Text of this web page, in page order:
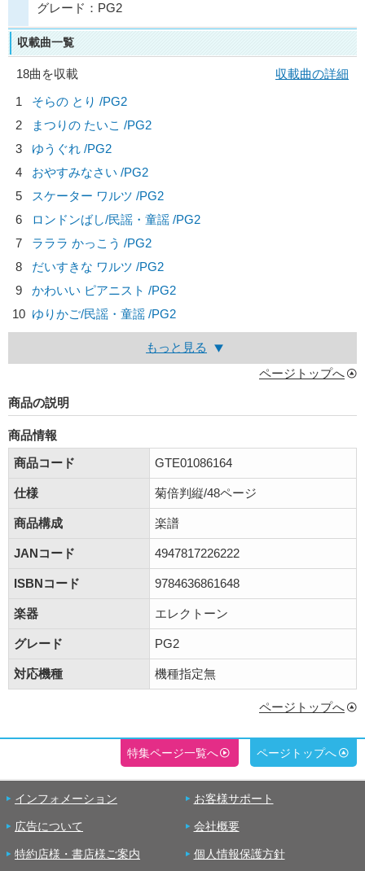
グレード：PG2
収載曲一覧
18曲を収載
収載曲の詳細
1
そらの とり /PG2
2
まつりの たいこ /PG2
3
ゆうぐれ /PG2
4
おやすみなさい /PG2
5
スケーター ワルツ /PG2
6
ロンドンばし/民謡・童謡 /PG2
7
ラララ かっこう /PG2
8
だいすきな ワルツ /PG2
9
かわいい ピアニスト /PG2
10 ゆりかご/民謡・童謡 /PG2
もっと見る
ページトップへ
商品の説明
商品情報
商品コード
GTE01086164
仕様 菊倍判縦/48ページ
商品構成 楽譜
JANコード 4947817226222
ISBNコード 9784636861648
楽器 エレクトーン
グレード PG2
対応機種 機種指定無
ページトップへ
特集ページ一覧へ ページトップへ
インフォメーション お客様サポート
広告について 会社概要
特約店様・書店様ご案内 個人情報保護方針